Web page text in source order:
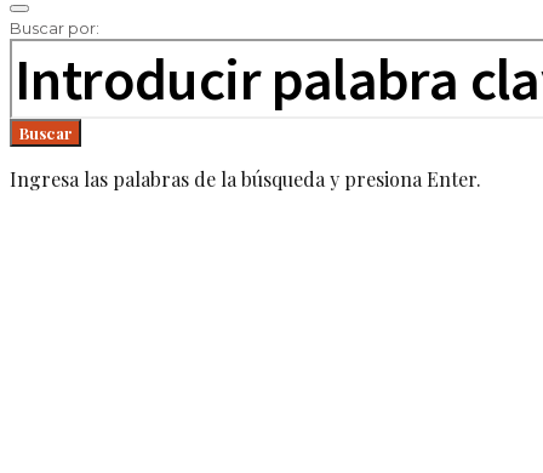
Buscar por:
Buscar
Ingresa las palabras de la búsqueda y presiona Enter.